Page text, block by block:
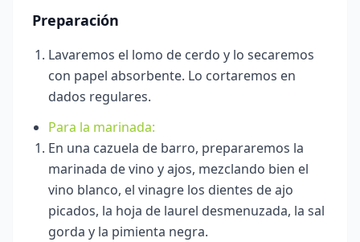
Preparación
Lavaremos el lomo de cerdo y lo secaremos
con papel absorbente. Lo cortaremos en
dados regulares.
Para la marinada:
En una cazuela de barro, prepararemos la
marinada de vino y ajos, mezclando bien el
vino blanco, el vinagre los dientes de ajo
picados, la hoja de laurel desmenuzada, la sal
gorda y la pimienta negra.